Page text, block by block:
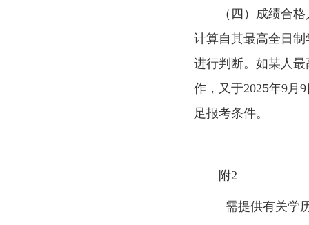
（四）成绩合
计算自其最高全日
进行判断。如某人
作，又于2025年9月
足报考条件。
附2
需提供有关学